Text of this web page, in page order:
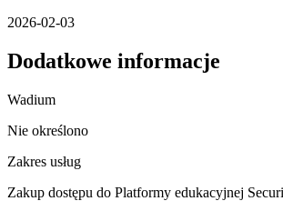
2026-02-03
Dodatkowe informacje
Wadium
Nie określono
Zakres usług
Zakup dostępu do Platformy edukacyjnej